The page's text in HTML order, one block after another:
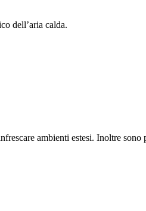
dell’aria calda.
ambienti estesi. Inoltre sono